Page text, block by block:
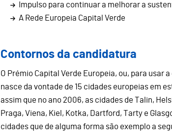
Impulso para continuar a melhorar a
A Rede Europeia Capital Verde
Contornos da candidatura
O Prémio Capital Verde Europeia, ou, para usar
nasce da vontade de 15 cidades europeias em
assim que no ano 2006, as cidades de Talin,
Praga, Viena, Kiel, Kotka, Dartford, Tarty e
cidades que de alguma forma são exemplo a